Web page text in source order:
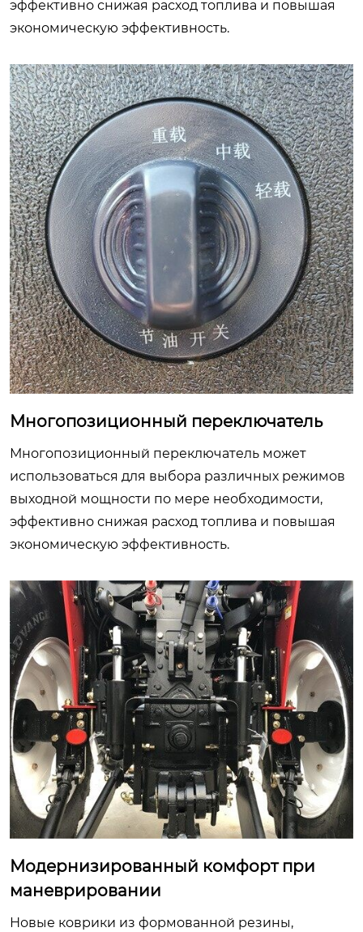
эффективно снижая расход топлива и повышая
экономическую эффективность.
Многопозиционный переключатель
Многопозиционный переключатель может
использоваться для выбора различных режимов
выходной мощности по мере необходимости,
эффективно снижая расход топлива и повышая
экономическую эффективность.
Модернизированный комфорт при
маневрировании
Новые коврики из формованной резины,